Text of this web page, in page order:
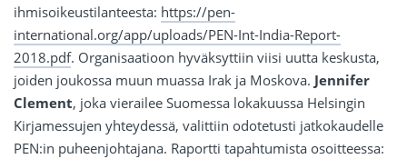
ihmisoikeustilanteesta: https://pen-
international.org/app/uploads/PEN-Int-India-Report-
2018.pdf. Organisaatioon hyväksyttiin viisi uutta keskusta,
joiden joukossa muun muassa Irak ja Moskova. Jennifer
Clement, joka vierailee Suomessa lokakuussa Helsingin
Kirjamessujen yhteydessä, valittiin odotetusti jatkokaudelle
PEN:in puheenjohtajana. Raportti tapahtumista osoitteessa: